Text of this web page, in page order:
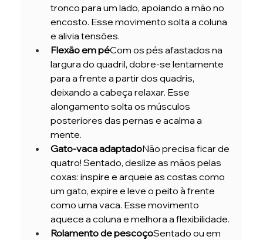
tronco para um lado, apoiando a mão no
encosto. Esse movimento solta a coluna
e alivia tensões.
Flexão em péCom os pés afastados na
largura do quadril, dobre-se lentamente
para a frente a partir dos quadris,
deixando a cabeça relaxar. Esse
alongamento solta os músculos
posteriores das pernas e acalma a
mente.
Gato-vaca adaptadoNão precisa ficar de
quatro! Sentado, deslize as mãos pelas
coxas: inspire e arqueie as costas como
um gato, expire e leve o peito à frente
como uma vaca. Esse movimento
aquece a coluna e melhora a flexibilidade.
Rolamento de pescoçoSentado ou em